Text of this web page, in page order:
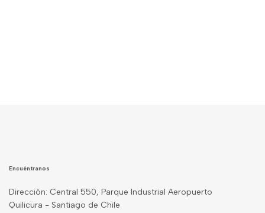
Encuéntranos
Dirección: Central 550, Parque Industrial Aeropuerto
Quilicura - Santiago de Chile